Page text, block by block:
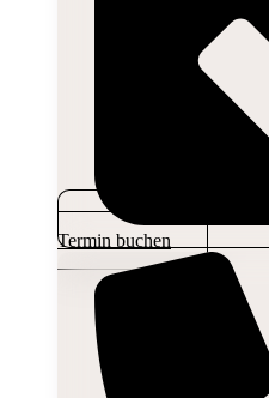
Termin buchen